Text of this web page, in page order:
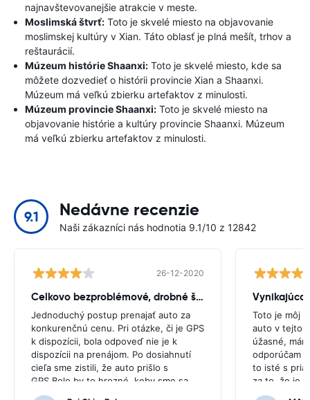
najnavštevovanejšie atrakcie v meste.
Moslimská štvrť: Toto je skvelé miesto na objavovanie
moslimskej kultúry v Xian. Táto oblasť je plná mešít, trhov a
reštaurácií.
Múzeum histórie Shaanxi: Toto je skvelé miesto, kde sa
môžete dozvedieť o histórii provincie Xian a Shaanxi.
Múzeum má veľkú zbierku artefaktov z minulosti.
Múzeum provincie Shaanxi: Toto je skvelé miesto na
objavovanie histórie a kultúry provincie Shaanxi. Múzeum
má veľkú zbierku artefaktov z minulosti.
9.1 Nedávne recenzie
Naši zákazníci nás hodnotia 9.1/10 z 12842
26-12-2020
Celkovo bezproblémové, drobné škytavka
Jednoduchý postup prenajať auto za
konkurenčnú cenu. Pri otázke, či je GPS
k dispozícii, bola odpoveď nie je k
dispozícii na prenájom. Po dosiahnutí
cieľa sme zistili, že auto prišlo s
GPS.Bolo by to hrozné, keby sme sa
rozhodli kúpiť GPS, pretože bolo
Vynikajúca
Toto je môj
auto v tejto
úžasné,
odporúčam
to isté s
za to, že je
jednoduché.